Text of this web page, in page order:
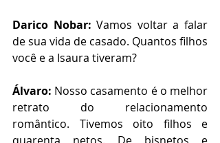
Darico Nobar: Vamos voltar a falar
de sua vida de casado. Quantos filhos
você e a Isaura tiveram?
Álvaro: Nosso casamento é o melhor
retrato do relacionamento
romântico. Tivemos oito filhos e